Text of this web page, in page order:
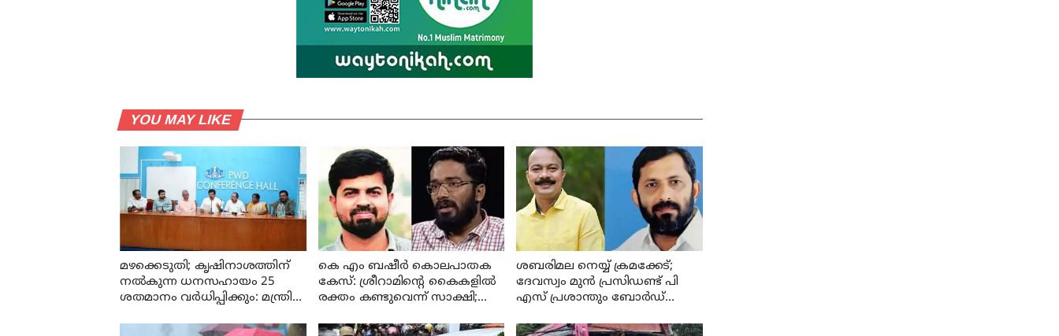
YOU MAY LIKE
മഴക്കെടുതി; കൃഷിനാശത്തിന്
നല്‍കുന്ന ധനസഹായം 25
ശതമാനം വര്‍ധിപ്പിക്കും: മന്ത്രി
കെ എം ബഷീര്‍ കൊലപാതക
കേസ്: ശ്രീറാമിന്റെ കൈകളില്‍
രക്തം കണ്ടുവെന്ന് സാക്ഷി;
ശബരിമല നെയ്യ് ക്രമക്കേട്;
ദേവസ്വം മുന്‍ പ്രസിഡണ്ട് പി
എസ് പ്രശാന്തും ബോര്‍ഡ്
പട്ടികയിൽ